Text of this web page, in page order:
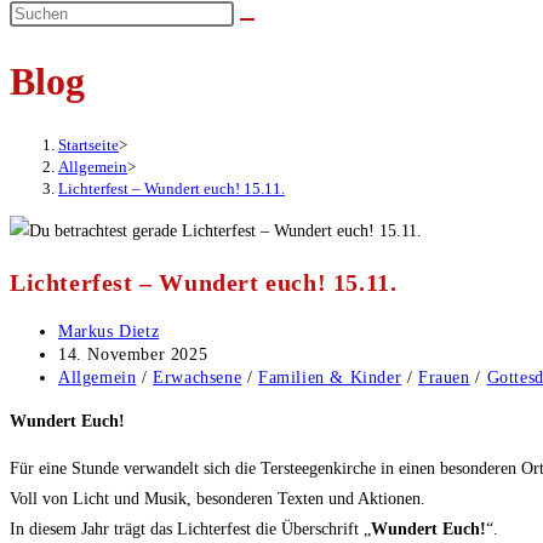
umschalten
Blog
Startseite>
Allgemein>
Lichterfest – Wundert euch! 15.11.
Lichterfest – Wundert euch! 15.11.
Beitrags-
Autor:
Markus Dietz
Beitrag
veröffentlicht:
14. November 2025
Beitrags-
Allgemein / Erwachsene / Familien & Kinder / Frauen /
Wundert Euch!
Für eine Stunde verwandelt sich die Tersteegenkirche in einen besonderen
Voll von Licht und Musik, besonderen Texten und Aktionen.
In diesem Jahr trägt das Lichterfest die Überschrift „Wundert Euch!“.